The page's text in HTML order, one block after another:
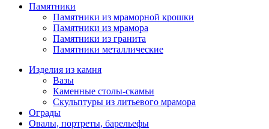
Памятники
Памятники из мраморной крошки
Памятники из мрамора
Памятники из гранита
Памятники металлические
Изделия из камня
Вазы
Каменные столы-скамьи
Скульптуры из литьевого мрамора
Ограды
Овалы, портреты, барельефы